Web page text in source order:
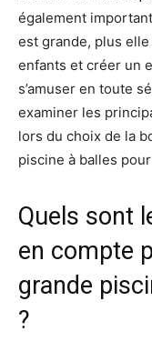
également
est grande, plus
enfants et créer un
s’amuser en toute
examiner les
lors du choix de la
piscine à balles
Quels sont
en compte
grande
?